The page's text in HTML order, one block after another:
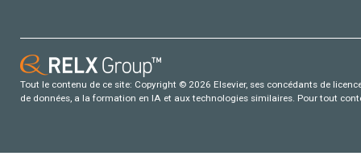
Tout le contenu de ce site: Copyright © 2026 Elsevier, ses concédants de
de données, a la formation en IA et aux technologies similaires. Pour tout